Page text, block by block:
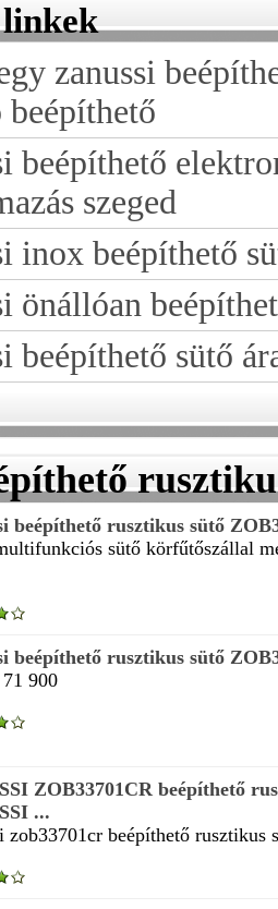
zanussi
beépíthető
beépíthető
szeged
inox beépíthető
önállóan
beépíthető sütő
beépíthető rusztikus sütő
sütő körfűtőszállal
beépíthető rusztikus sütő
900
ZOB33701CR beépíthető
...
zob33701cr beépíthető rusztikus